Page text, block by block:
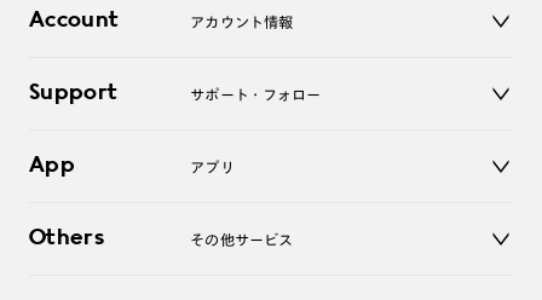
コンタクトレンズ
アクセサリー
オンラインショップ
Account アカウント情報
ログアウト
Support サポート・フォロー
よくあるご質問
お問い合わせ
App アプリ
Others その他サービス